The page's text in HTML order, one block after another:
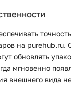
на purehub.ru.
обновлять
мгновенно
внешнего вида